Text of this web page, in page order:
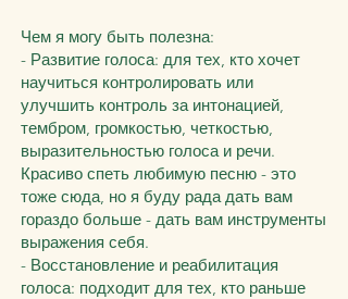
Чем я могу быть полезна:
- Развитие голоса: для тех, кто хочет
научиться контролировать или
улучшить контроль за интонацией,
тембром, громкостью, четкостью,
выразительностью голоса и речи.
Красиво спеть любимую песню - это
тоже сюда, но я буду рада дать вам
гораздо больше - дать вам инструменты
выражения себя.
- Восстановление и реабилитация
голоса: подходит для тех, кто раньше